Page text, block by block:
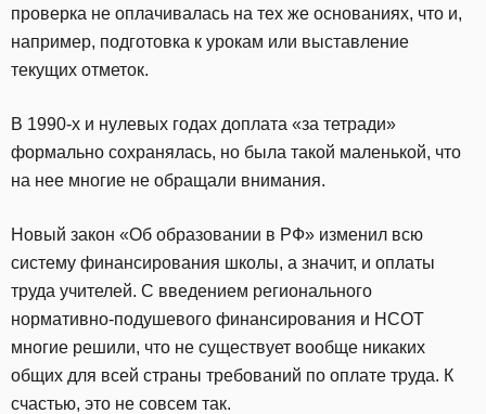
проверка не оплачивалась на тех же основаниях, что и,
например, подготовка к урокам или выставление
текущих отметок.
В 1990-х и нулевых годах доплата «за тетради»
формально сохранялась, но была такой маленькой, что
на нее многие не обращали внимания.
Новый закон «Об образовании в РФ» изменил всю
систему финансирования школы, а значит, и оплаты
труда учителей. С введением регионального
нормативно-подушевого финансирования и НСОТ
многие решили, что не существует вообще никаких
общих для всей страны требований по оплате труда. К
счастью, это не совсем так.